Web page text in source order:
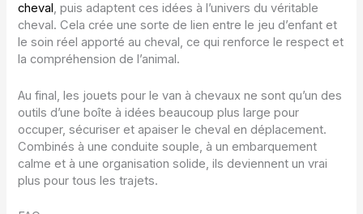
cheval , puis adaptent ces idées à l’univers du véritable
cheval. Cela crée une sorte de lien entre le jeu d’enfant et
le soin réel apporté au cheval, ce qui renforce le respect et
la compréhension de l’animal.
Au final, les jouets pour le van à chevaux ne sont qu’un des
outils d’une boîte à idées beaucoup plus large pour
occuper, sécuriser et apaiser le cheval en déplacement.
Combinés à une conduite souple, à un embarquement
calme et à une organisation solide, ils deviennent un vrai
plus pour tous les trajets.